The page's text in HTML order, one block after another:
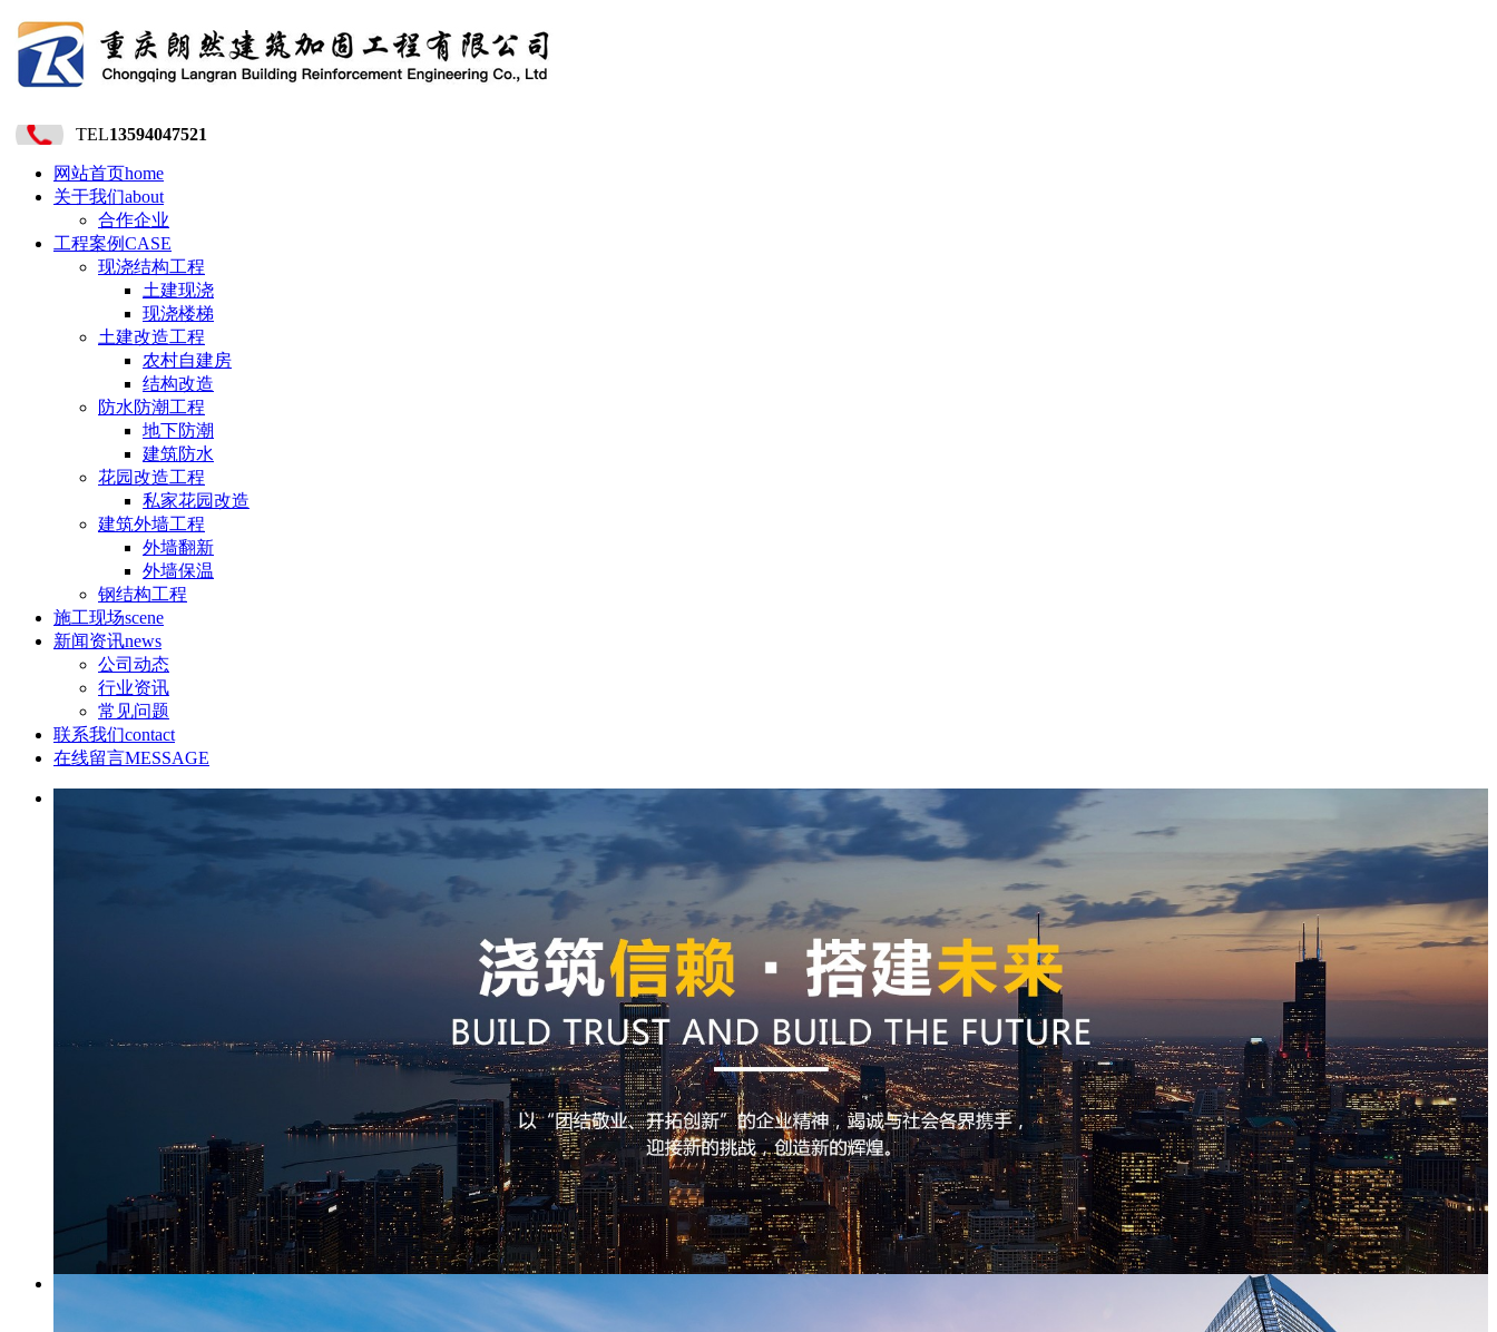
TEL13594047521
网站首页home
关于我们about
合作企业
工程案例CASE
现浇结构工程
土建现浇
现浇楼梯
土建改造工程
农村自建房
结构改造
防水防潮工程
地下防潮
建筑防水
花园改造工程
私家花园改造
建筑外墙工程
外墙翻新
外墙保温
钢结构工程
施工现场scene
新闻资讯news
公司动态
行业资讯
常见问题
联系我们contact
在线留言MESSAGE